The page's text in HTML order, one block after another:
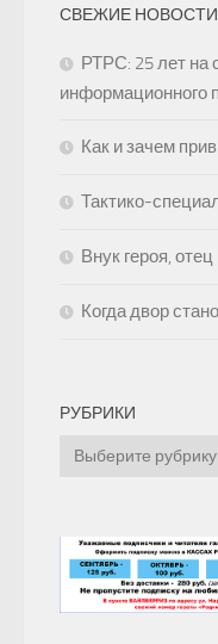
СВЕЖИЕ НОВОСТИ
РТРС: 25 лет на
информационного
Как и зачем
Тактико-
Внук героя, отец
Когда двор
РУБРИКИ
Рубрики